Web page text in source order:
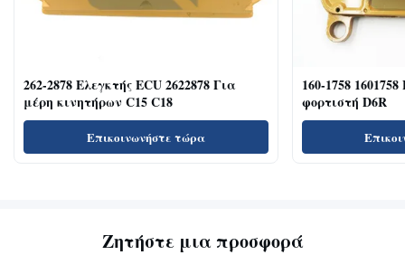
262-2878 Ελεγκτής ECU 2622878 Για
μέρη κινητήρων C15 C18
Επικοινωνήστε τώρα
160-1758
φορτιστή D6R
Ζητήστε μια προσφορά